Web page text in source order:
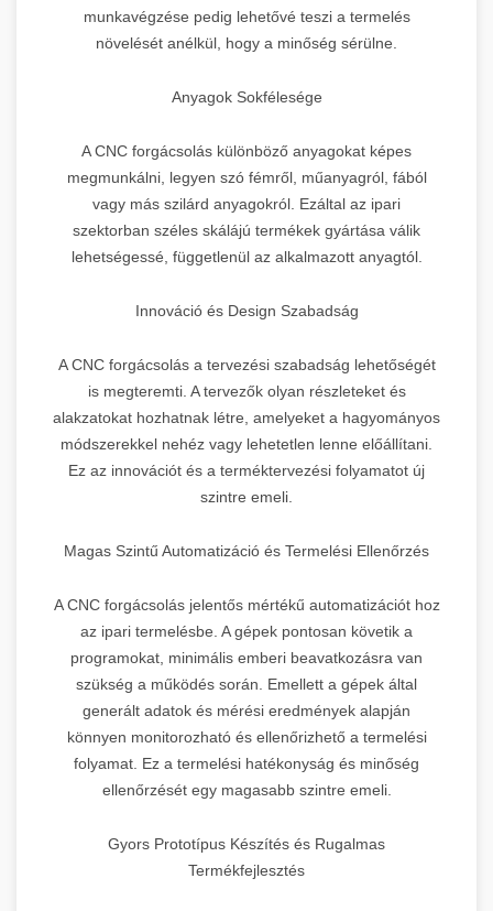
munkavégzése pedig lehetővé teszi a termelés
növelését anélkül, hogy a minőség sérülne.
Anyagok Sokfélesége
A CNC forgácsolás különböző anyagokat képes
megmunkálni, legyen szó fémről, műanyagról, fából
vagy más szilárd anyagokról. Ezáltal az ipari
szektorban széles skálájú termékek gyártása válik
lehetségessé, függetlenül az alkalmazott anyagtól.
Innováció és Design Szabadság
A CNC forgácsolás a tervezési szabadság lehetőségét
is megteremti. A tervezők olyan részleteket és
alakzatokat hozhatnak létre, amelyeket a hagyományos
módszerekkel nehéz vagy lehetetlen lenne előállítani.
Ez az innovációt és a terméktervezési folyamatot új
szintre emeli.
Magas Szintű Automatizáció és Termelési Ellenőrzés
A CNC forgácsolás jelentős mértékű automatizációt hoz
az ipari termelésbe. A gépek pontosan követik a
programokat, minimális emberi beavatkozásra van
szükség a működés során. Emellett a gépek által
generált adatok és mérési eredmények alapján
könnyen monitorozható és ellenőrizhető a termelési
folyamat. Ez a termelési hatékonyság és minőség
ellenőrzését egy magasabb szintre emeli.
Gyors Prototípus Készítés és Rugalmas
Termékfejlesztés